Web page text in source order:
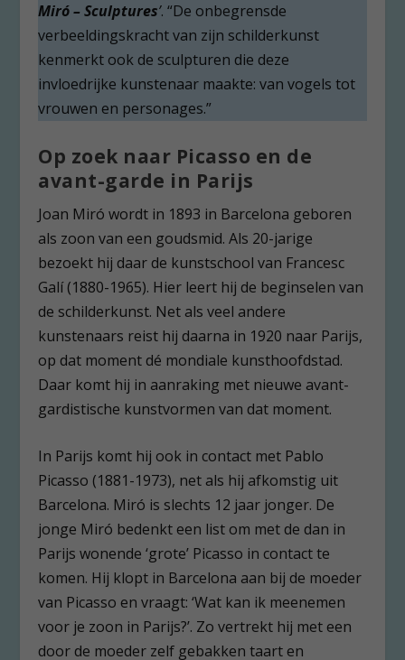
Miró – Sculptures’. “De onbegrensde
verbeeldingskracht van zijn schilderkunst
kenmerkt ook de sculpturen die deze
invloedrijke kunstenaar maakte: van vogels tot
vrouwen en personages.”
Op zoek naar Picasso en de
avant-garde in Parijs
Joan Miró wordt in 1893 in Barcelona geboren
als zoon van een goudsmid. Als 20-jarige
bezoekt hij daar de kunstschool van Francesc
Galí (1880-1965). Hier leert hij de beginselen van
de schilderkunst. Net als veel andere
kunstenaars reist hij daarna in 1920 naar Parijs,
op dat moment dé mondiale kunsthoofdstad.
Daar komt hij in aanraking met nieuwe avant-
gardistische kunstvormen van dat moment.
In Parijs komt hij ook in contact met Pablo
Picasso (1881-1973), net als hij afkomstig uit
Barcelona. Miró is slechts 12 jaar jonger. De
jonge Miró bedenkt een list om met de dan in
Parijs wonende ‘grote’ Picasso in contact te
komen. Hij klopt in Barcelona aan bij de moeder
van Picasso en vraagt: ‘Wat kan ik meenemen
voor je zoon in Parijs?’. Zo vertrekt hij met een
door de moeder zelf gebakken taart en